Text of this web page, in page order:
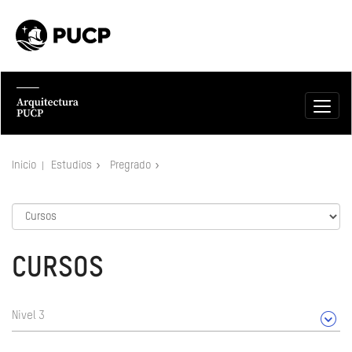
Inicio Estudios Pregrado
CURSOS
Nivel 3